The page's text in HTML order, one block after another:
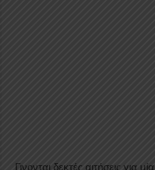
Γινονται δεκτές αιτήσεις για